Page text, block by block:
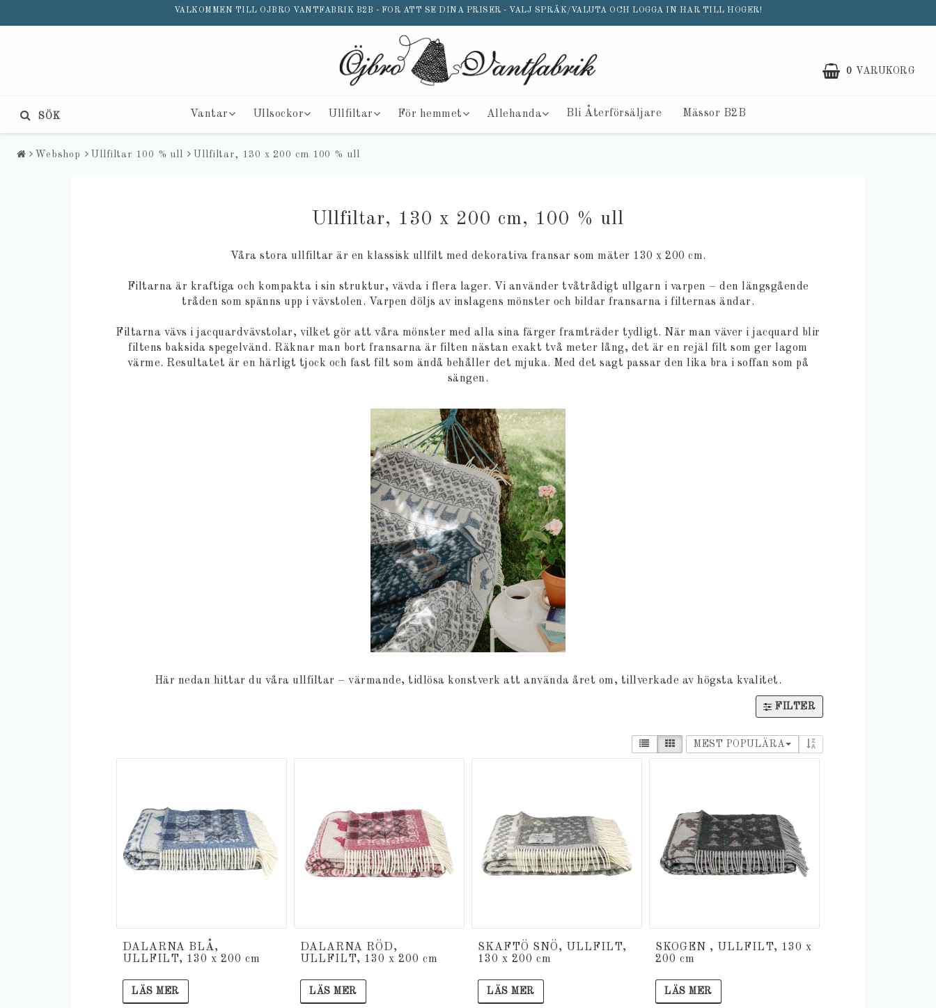
VÄLKOMMEN TILL ÖJBRO VANTFABRIK B2B - FÖR ATT SE DINA PRISER - VÄLJ SPRÅK/VALUTA OCH LOGGA IN HÄR TILL HÖGER!
0 VARUKORG
Vantar Ullsockor Ullfiltar För hemmet Allehanda Bli Återförsäljare Mässor B2B
SÖK
Webshop Ullfiltar 100 % ull Ullfiltar, 130 x 200 cm 100 % ull
Ullfiltar, 130 x 200 cm, 100 % ull
Våra stora ullfiltar är en klassisk ullfilt med dekorativa fransar som mäter 130 x 200 cm.
Filtarna är kraftiga och kompakta i sin struktur, vävda i flera lager. Vi använder tvåtrådigt ullgarn i varpen – den längsgående
tråden som spänns upp i vävstolen. Varpen döljs av inslagens mönster och bildar fransarna i filternas ändar.
Filtarna vävs i jacquardvävstolar, vilket gör att våra mönster med alla sina färger framträder tydligt. När man väver i jacquard blir
filtens baksida spegelvänd. Räknar man bort fransarna är filten nästan exakt två meter lång, det är en rejäl filt som ger lagom
värme. Resultatet är en härligt tjock och fast filt som ändå behåller det mjuka. Med det sagt passar den lika bra i soffan som på
sängen.
Här nedan hittar du våra ullfiltar – värmande, tidlösa konstverk att använda året om, tillverkade av högsta kvalitet.
FILTER
MEST POPULÄRA
DALARNA BLÅ,
ULLFILT, 130 x 200 cm
LÄS MER
DALARNA RÖD,
ULLFILT, 130 x 200 cm
LÄS MER
SKAFTÖ SNÖ, ULLFILT,
130 x 200 cm
LÄS MER
SKOGEN , ULLFILT, 130 x
200 cm
LÄS MER